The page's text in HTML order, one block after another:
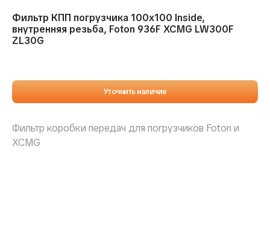
Фильтр КПП погрузчика 100х100 Inside,
внутренняя резьба, Foton 936F XCMG LW300F
ZL30G
Уточнить наличие
Фильтр коробки передач для погрузчиков Foton и
XCMG